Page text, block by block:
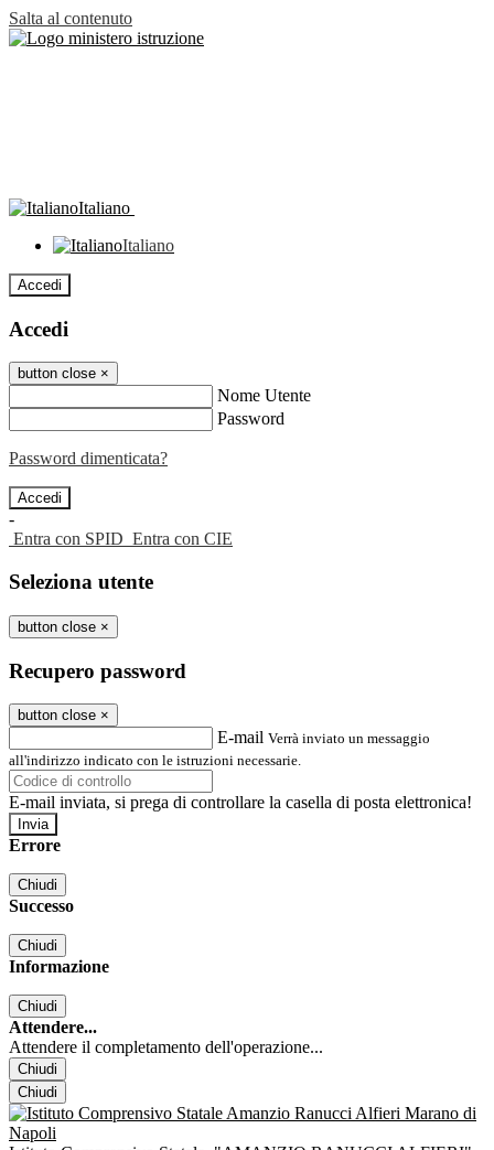
Salta al contenuto
Italiano
Italiano
Accedi
Accedi
button close ×
Nome Utente
Password
Password dimenticata?
-
Entra con SPID Entra con CIE
Seleziona utente
button close ×
Recupero password
button close ×
E-mail Verrà inviato un messaggio
all'indirizzo indicato con le istruzioni necessarie.
E-mail inviata, si prega di controllare la casella di posta elettronica!
Errore
Chiudi
Successo
Chiudi
Informazione
Chiudi
Attendere...
Attendere il completamento dell'operazione...
Chiudi
Chiudi